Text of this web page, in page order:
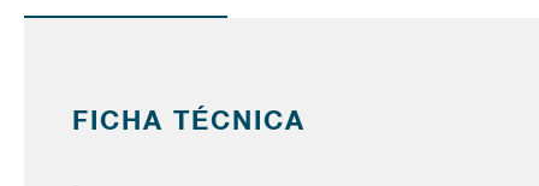
FICHA TÉCNICA